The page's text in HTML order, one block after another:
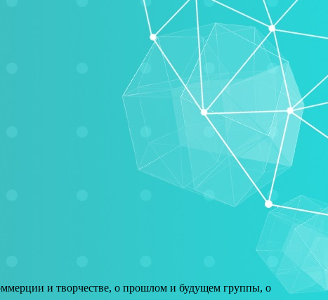
и творчестве, о прошлом и будущем группы, о